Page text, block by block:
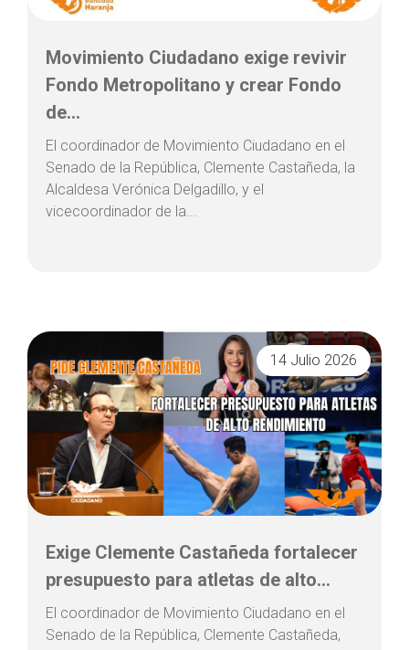
Movimiento Ciudadano exige revivir
Fondo Metropolitano y crear Fondo
de...
El coordinador de Movimiento Ciudadano en el
Senado de la República, Clemente Castañeda, la
Alcaldesa Verónica Delgadillo, y el
vicecoordinador de la...
14 Julio 2026
Exige Clemente Castañeda fortalecer
presupuesto para atletas de alto...
El coordinador de Movimiento Ciudadano en el
Senado de la República, Clemente Castañeda,